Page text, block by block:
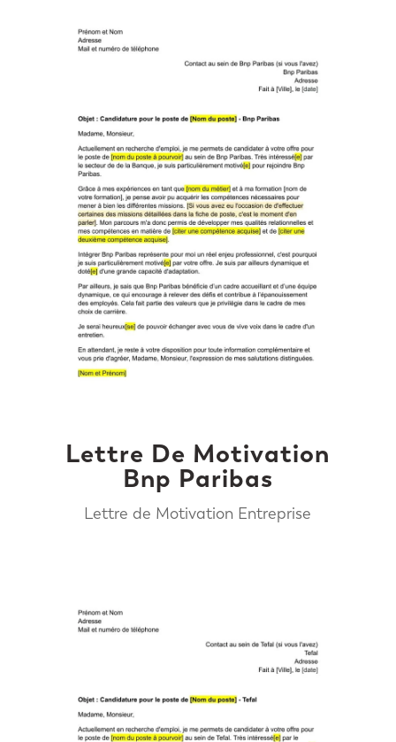
Lettre De Motivation
Bnp Paribas
Lettre de Motivation Entreprise